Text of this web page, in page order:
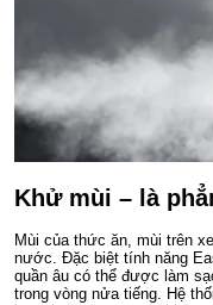
Khử mùi – là
Mùi của thức ăn, mùi trên
nước. Đặc biệt tính năng
quần âu có thể được làm
trong vòng nửa tiếng. Hệ